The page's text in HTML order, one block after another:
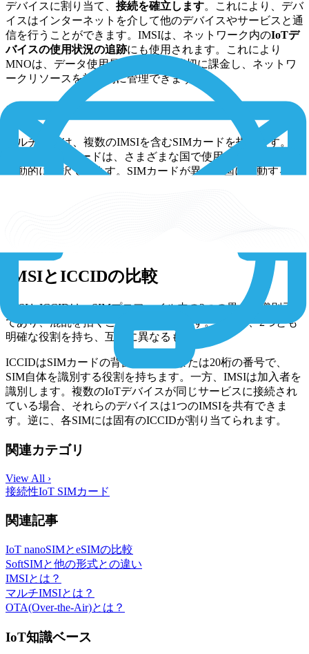
デバイスに割り当て、 接続を確立します。これにより、デバ
イスはインターネットを介して他のデバイスやサービスと通
信を行うことができます。IMSIは、ネットワーク内のIoTデ
バイスの使用状況の追跡にも使用されます。これにより
MNOは、データ使用量を監視し、適切に課金し、ネットワ
ークリソースを効率的に管理できます。
マルチIMSIとは
マルチIMSIは、複数のIMSIを含むSIMカードを指します。こ
れによりSIMカードは、さまざまな国で使用する適切なIMSI
を動的に選択できます。SIMカードが異なる国に移動する
持つことで、アクセスする国に応じてデータコストとカバレ
IMSIとICCIDの比較
IMSIとICCIDは、SIMプロファイル内の2つの異なる識別子
であり、混乱を招くことがよくあります。ただし、2つとも
明確な役割を持ち、互いに異なるものです。
ICCIDはSIMカードの背面にある19または20桁の番号で、
SIM自体を識別する役割を持ちます。一方、IMSIは加入者を
識別します。複数のIoTデバイスが同じサービスに接続され
ている場合、それらのデバイスは1つのIMSIを共有できま
す。逆に、各SIMには固有のICCIDが割り当てられます。
関連カテゴリ
View All ›
接続性IoT SIMカード
関連記事
IoT nanoSIMとeSIMの比較
SoftSIMと他の形式との違い
IMSIとは？
マルチIMSIとは？
OTA(Over-the-Air)とは？
IoT知識ベース